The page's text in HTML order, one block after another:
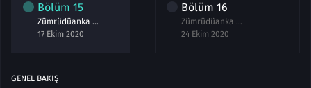
Bölüm 15
Zümrüdüanka 15.Bölüm izle Full
17 Ekim 2020
Bölüm 16
Zümrüdüanka 16.Bölüm Full izle
24 Ekim 2020
GENEL BAKIŞ